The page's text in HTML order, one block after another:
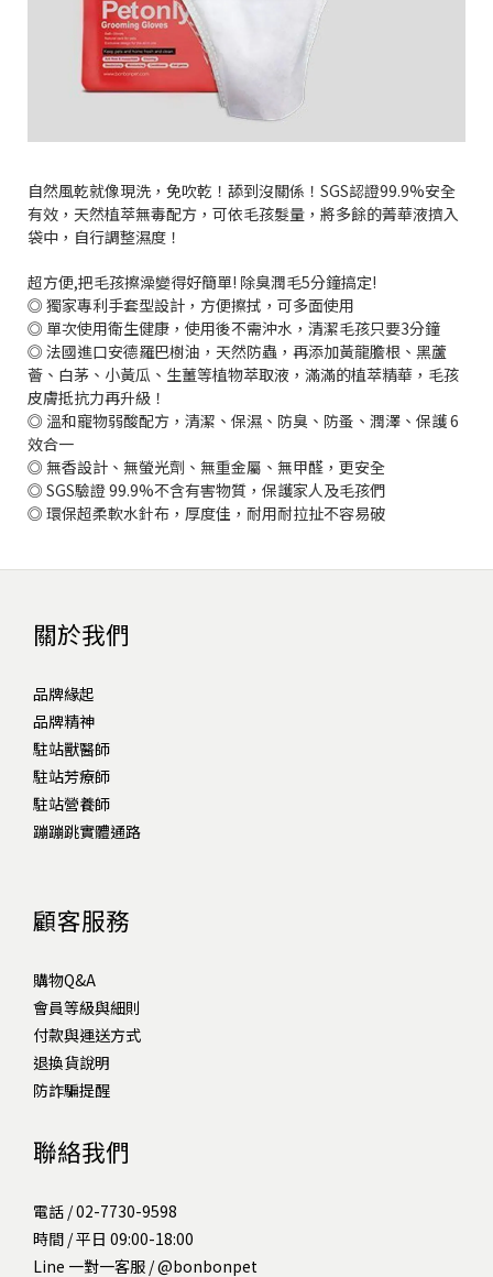
自然風乾就像現洗，免吹乾！舔到沒關係！SGS認證99.9%安全
有效，天然植萃無毒配方，可依毛孩髮量，將多餘的菁華液擠入
袋中，自行調整濕度！
超方便,把毛孩擦澡變得好簡單! 除臭潤毛5分鐘搞定!
◎ 獨家專利手套型設計，方便擦拭，可多面使用
◎ 單次使用衛生健康，使用後不需沖水，清潔毛孩只要3分鐘
◎ 法國進口安德羅巴樹油，天然防蟲，再添加黃龍膽根、黑蘆
薈、白茅、小黃瓜、生薑等植物萃取液，滿滿的植萃精華，毛孩
皮膚抵抗力再升級！
◎ 溫和寵物弱酸配方，清潔、保濕、防臭、防蚤、潤澤、保護 6
效合一
◎ 無香設計、無螢光劑、無重金屬、無甲醛，更安全
◎ SGS驗證 99.9%不含有害物質，保護家人及毛孩們
◎ 環保超柔軟水針布，厚度佳，耐用耐拉扯不容易破
關於我們
品牌緣起
品牌精神
駐站獸醫師
駐站芳療師
駐站營養師
蹦蹦跳實體通路
顧客服務
購物Q&A
會員等級與細則
付款與運送方式
退換貨說明
防詐騙提醒
聯絡我們
電話 / 02-7730-9598
時間 / 平日 09:00-18:00
Line 一對一客服 /@bonbonpet